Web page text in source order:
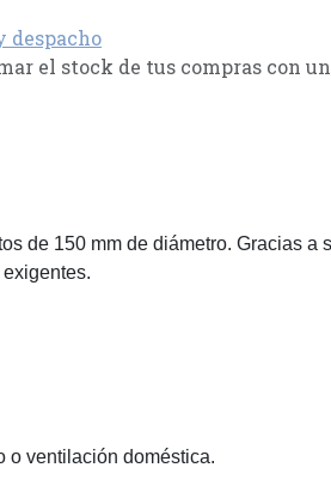
despacho
el stock de tus compras con
de 150 mm de diámetro. Gracias a
o ventilación doméstica.